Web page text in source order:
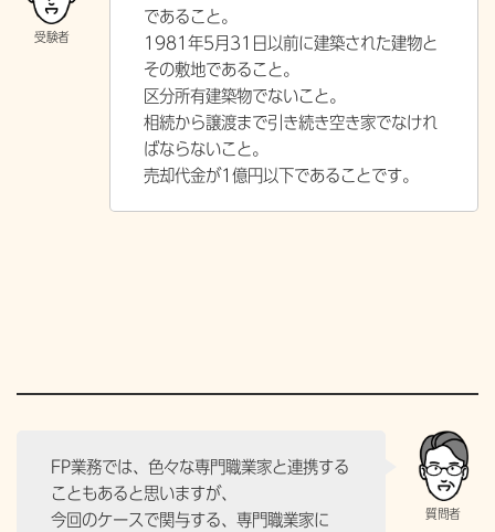
であること。
1981年5月31日以前に建築された建物と
その敷地であること。
区分所有建築物でないこと。
相続から譲渡まで引き続き空き家でなけれ
ばならないこと。
売却代金が1億円以下であることです。
FP業務では、色々な専門職業家と連携する
こともあると思いますが、
今回のケースで関与する、専門職業家に